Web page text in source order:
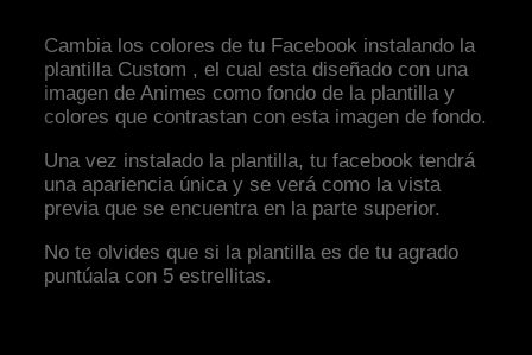
Cambia los colores de tu Facebook instalando la
plantilla Custom , el cual esta diseñado con una
imagen de Animes como fondo de la plantilla y
colores que contrastan con esta imagen de fondo.
Una vez instalado la plantilla, tu facebook tendrá
una apariencia única y se verá como la vista
previa que se encuentra en la parte superior.
No te olvides que si la plantilla es de tu agrado
puntúala con 5 estrellitas.